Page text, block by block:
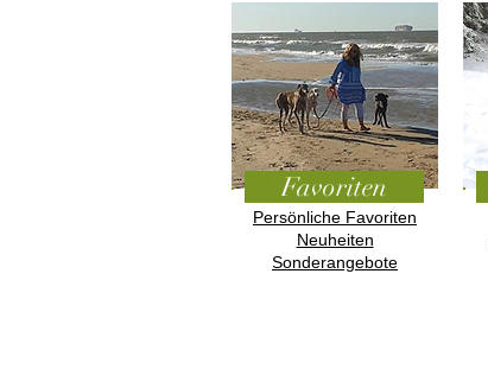
Persönliche Favoriten
Neuheiten
Sonderangebote
Favoriten